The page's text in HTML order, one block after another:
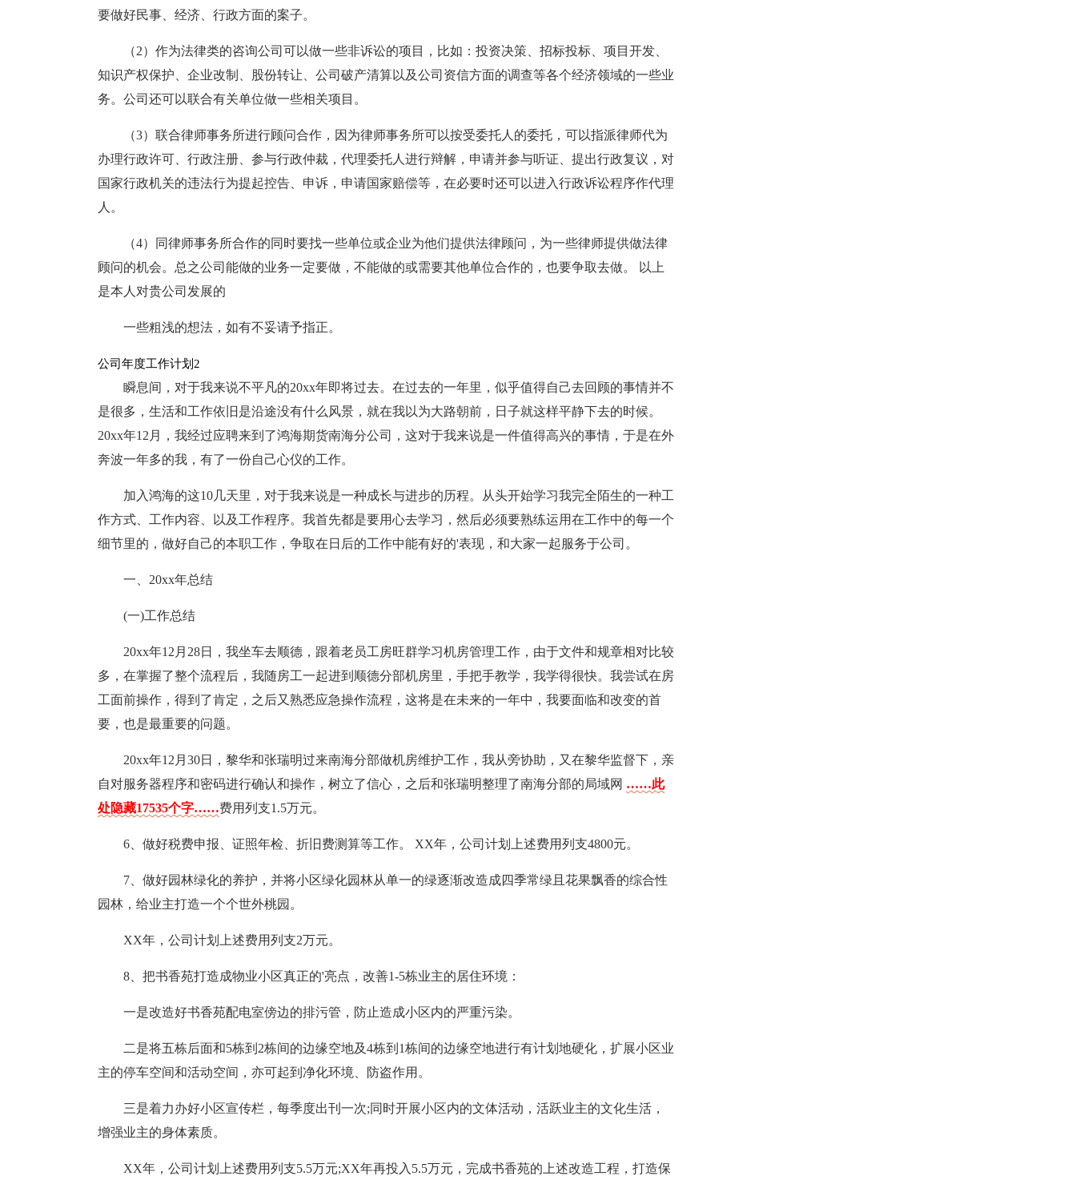
要做好民事、经济、行政方面的案子。
（2）作为法律类的咨询公司可以做一些非诉讼的项目，比如：投资决策、招标投标、项目开发、
知识产权保护、企业改制、股份转让、公司破产清算以及公司资信方面的调查等各个经济领域的一些业
务。公司还可以联合有关单位做一些相关项目。
（3）联合律师事务所进行顾问合作，因为律师事务所可以按受委托人的委托，可以指派律师代为
办理行政许可、行政注册、参与行政仲裁，代理委托人进行辩解，申请并参与听证、提出行政复议，对
国家行政机关的违法行为提起控告、申诉，申请国家赔偿等，在必要时还可以进入行政诉讼程序作代理
人。
（4）同律师事务所合作的同时要找一些单位或企业为他们提供法律顾问，为一些律师提供做法律
顾问的机会。总之公司能做的业务一定要做，不能做的或需要其他单位合作的，也要争取去做。 以上
是本人对贵公司发展的
一些粗浅的想法，如有不妥请予指正。
公司年度工作计划2
瞬息间，对于我来说不平凡的20xx年即将过去。在过去的一年里，似乎值得自己去回顾的事情并不
是很多，生活和工作依旧是沿途没有什么风景，就在我以为大路朝前，日子就这样平静下去的时候。
20xx年12月，我经过应聘来到了鸿海期货南海分公司，这对于我来说是一件值得高兴的事情，于是在外
奔波一年多的我，有了一份自己心仪的工作。
加入鸿海的这10几天里，对于我来说是一种成长与进步的历程。从头开始学习我完全陌生的一种工
作方式、工作内容、以及工作程序。我首先都是要用心去学习，然后必须要熟练运用在工作中的每一个
细节里的，做好自己的本职工作，争取在日后的工作中能有好的'表现，和大家一起服务于公司。
一、20xx年总结
(一)工作总结
20xx年12月28日，我坐车去顺德，跟着老员工房旺群学习机房管理工作，由于文件和规章相对比较
多，在掌握了整个流程后，我随房工一起进到顺德分部机房里，手把手教学，我学得很快。我尝试在房
工面前操作，得到了肯定，之后又熟悉应急操作流程，这将是在未来的一年中，我要面临和改变的首
要，也是最重要的问题。
20xx年12月30日，黎华和张瑞明过来南海分部做机房维护工作，我从旁协助，又在黎华监督下，亲
自对服务器程序和密码进行确认和操作，树立了信心，之后和张瑞明整理了南海分部的局域网 ……此
处隐藏17535个字……费用列支1.5万元。
6、做好税费申报、证照年检、折旧费测算等工作。 XX年，公司计划上述费用列支4800元。
7、做好园林绿化的养护，并将小区绿化园林从单一的绿逐渐改造成四季常绿且花果飘香的综合性
园林，给业主打造一个个世外桃园。
XX年，公司计划上述费用列支2万元。
8、把书香苑打造成物业小区真正的'亮点，改善1-5栋业主的居住环境：
一是改造好书香苑配电室傍边的排污管，防止造成小区内的严重污染。
二是将五栋后面和5栋到2栋间的边缘空地及4栋到1栋间的边缘空地进行有计划地硬化，扩展小区业
主的停车空间和活动空间，亦可起到净化环境、防盗作用。
三是着力办好小区宣传栏，每季度出刊一次;同时开展小区内的文体活动，活跃业主的文化生活，
增强业主的身体素质。
XX年，公司计划上述费用列支5.5万元;XX年再投入5.5万元，完成书香苑的上述改造工程，打造保